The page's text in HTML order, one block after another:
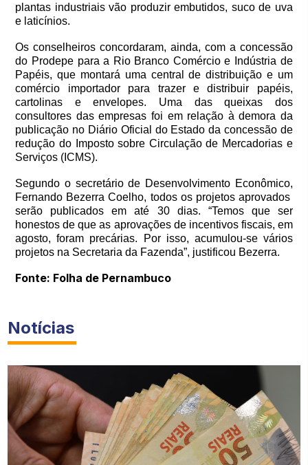
plantas industriais vão produzir embutidos, suco de uva
e laticínios.
Os conselheiros concordaram, ainda, com a concessão
do Prodepe para a Rio Branco Comércio e Indústria de
Papéis, que montará uma central de distribuição e um
comércio importador para trazer e distribuir papéis,
cartolinas e envelopes. Uma das queixas dos
consultores das empresas foi em relação à demora da
publicação no Diário Oficial do Estado da concessão de
redução do Imposto sobre Circulação de Mercadorias e
Serviços (ICMS).
Segundo o secretário de Desenvolvimento Econômico,
Fernando Bezerra Coelho, todos os projetos aprovados
serão publicados em até 30 dias. “Temos que ser
honestos de que as aprovações de incentivos fiscais, em
agosto, foram precárias. Por isso, acumulou-se vários
projetos na Secretaria da Fazenda”, justificou Bezerra.
Fonte: Folha de Pernambuco
Notícias